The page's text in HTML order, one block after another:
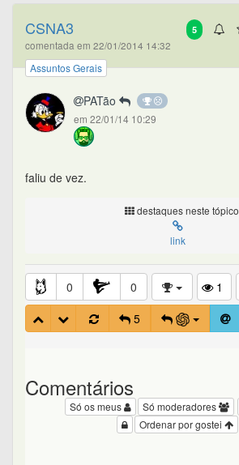
5
CSNA3
comentada em 22/01/2014 14:32
Assuntos Gerais
PATão
em 22/01/14 10:29
faliu de vez.
destaques neste tópico
link
0 0
1
5
Comentários
Só moderadores
Só os meus
Ordenar por gostei